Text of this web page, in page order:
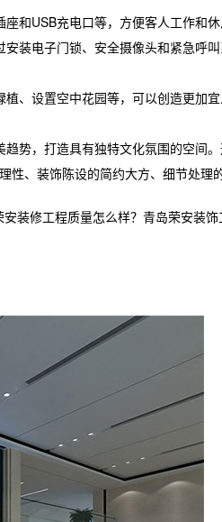
和USB充电口等，方便客人工作和
装电子门锁、安全摄像头和紧急呼
、设置空中花园等，可以创造更加
势，打造具有独特文化氛围的空间
性、装饰陈设的简约大方、细节处
装修工程质量怎么样？青岛荣安装